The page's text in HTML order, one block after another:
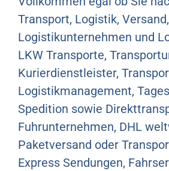
Transport, Logistik, Versand,
Logistikunternehmen und
LKW Transporte,
Kurierdienstleister,
Logistikmanagement,
Spedition sowie
Fuhrunternehmen, DHL
Paketversand oder
Express Sendungen,